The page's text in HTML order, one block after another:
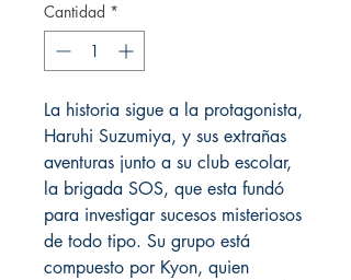
Cantidad *
La historia sigue a la protagonista,
Haruhi Suzumiya, y sus extrañas
aventuras junto a su club escolar,
la brigada SOS, que esta fundó
para investigar sucesos misteriosos
de todo tipo. Su grupo está
compuesto por Kyon, quien